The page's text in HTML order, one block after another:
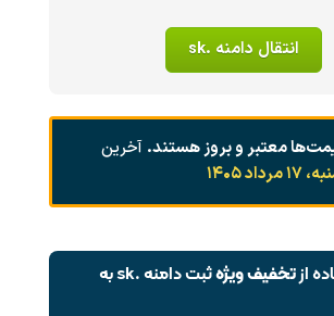
انتقال دامنه .sk
معتبر و بروز هستند. آخرین
مرداد ۱۴۰۵
ازتخفیف ویژه
ثبت دامنه .sk به